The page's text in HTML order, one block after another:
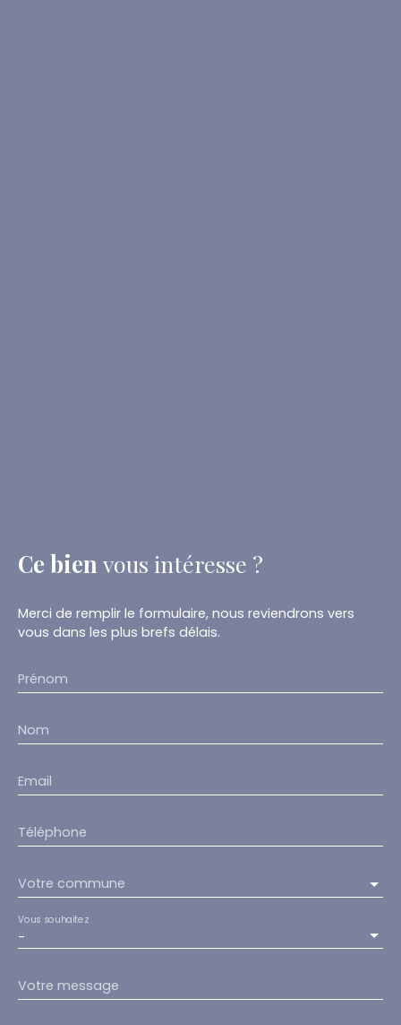
Ce bien vous intéresse ?
Merci de remplir le formulaire, nous reviendrons vers
vous dans les plus brefs délais.
Prénom
Nom
Email
Téléphone
Votre commune
-
Vous souhaitez
Votre message